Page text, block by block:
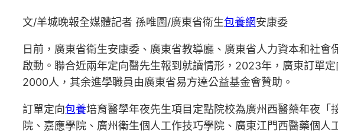
文/羊城晚報全媒體記者 孫唯圖/廣東省衛生包養網安康委
日前，廣東省衛生安康委、廣東省教導廳、廣東省人力資本和社
啟動。聯合近兩年定向醫先生報到就讀情形，2023年，廣東訂單
2000人，其余進學職員由廣東省易方達公益基金會贊助。
訂單定向包養培育醫學年夜先生項目定點院校為廣州西醫藥年夜「
院、嘉應學院、廣州衛生個人工作技巧學院、廣東江門西醫藥個